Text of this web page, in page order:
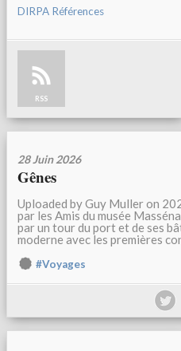
DIRPA Références
RSS
28 Juin 2026
Gênes
Uploaded by Guy Muller on
par les Amis du musée
par un tour du port et de ses
moderne avec les premières
#Voyages